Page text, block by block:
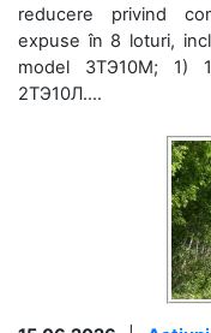
reducere privind
expuse în 8 loturi,
model 3ТЭ10М; 1)
2ТЭ10Л....